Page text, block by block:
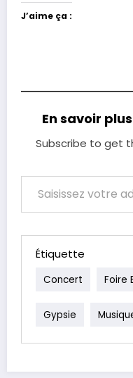
J’aime ça :
En savoir
Subscribe to get
Saisissez votre adresse e-mail…
Étiquette
Concert Foire
Gypsie